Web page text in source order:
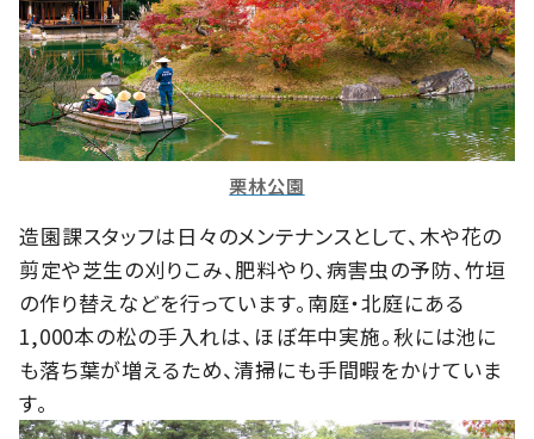
栗林公園
造園課スタッフは日々のメンテナンスとして、木や花の
剪定や芝生の刈りこみ、肥料やり、病害虫の予防、竹垣
の作り替えなどを行っています。南庭・北庭にある
1,000本の松の手入れは、ほぼ年中実施。秋には池に
も落ち葉が増えるため、清掃にも手間暇をかけていま
す。